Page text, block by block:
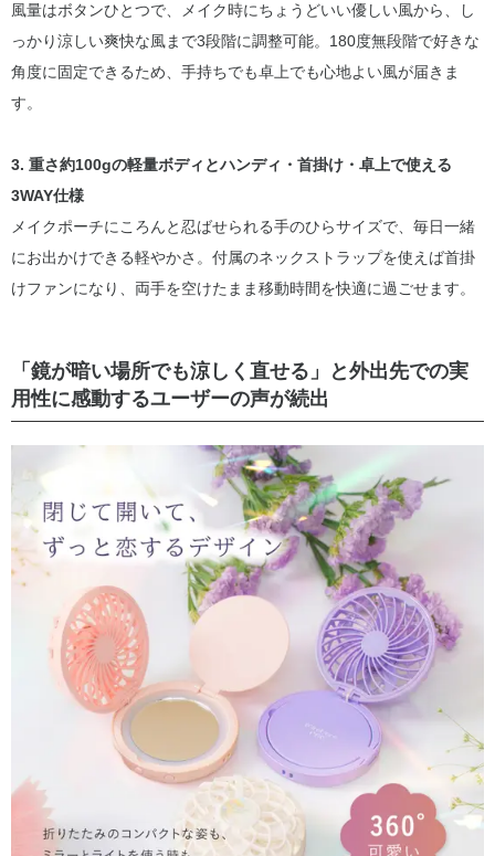
風量はボタンひとつで、メイク時にちょうどいい優しい風から、し
っかり涼しい爽快な風まで3段階に調整可能。180度無段階で好きな
角度に固定できるため、手持ちでも卓上でも心地よい風が届きま
す。
3. 重さ約100gの軽量ボディとハンディ・首掛け・卓上で使える
3WAY仕様
メイクポーチにころんと忍ばせられる手のひらサイズで、毎日一緒
にお出かけできる軽やかさ。付属のネックストラップを使えば首掛
けファンになり、両手を空けたまま移動時間を快適に過ごせます。
「鏡が暗い場所でも涼しく直せる」と外出先での実
用性に感動するユーザーの声が続出